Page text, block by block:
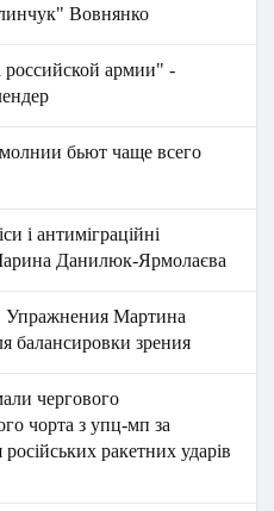
Вовнянко
российской армии" -
бьют чаще всего
і антиміграційні
Данилюк-Ярмолаєва
Упражнения Мартина
балансировки зрения
чергового
чорта з упц-мп за
ракетних ударів